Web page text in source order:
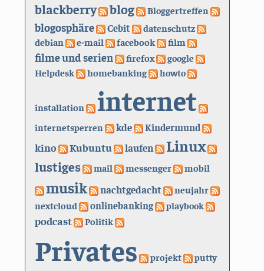
blackberry blog Bloggertreffen
blogosphäre Cebit datenschutz
debian e-mail facebook film
filme und serien firefox
google
Helpdesk
homebanking howto
installation internet
internetsperren kde Kindermund
kino Kubuntu laufen Linux
lustiges mail messenger mobil
musik nachtgedacht neujahr
nextcloud onlinebanking playbook
podcast Politik
Privates projekt putty